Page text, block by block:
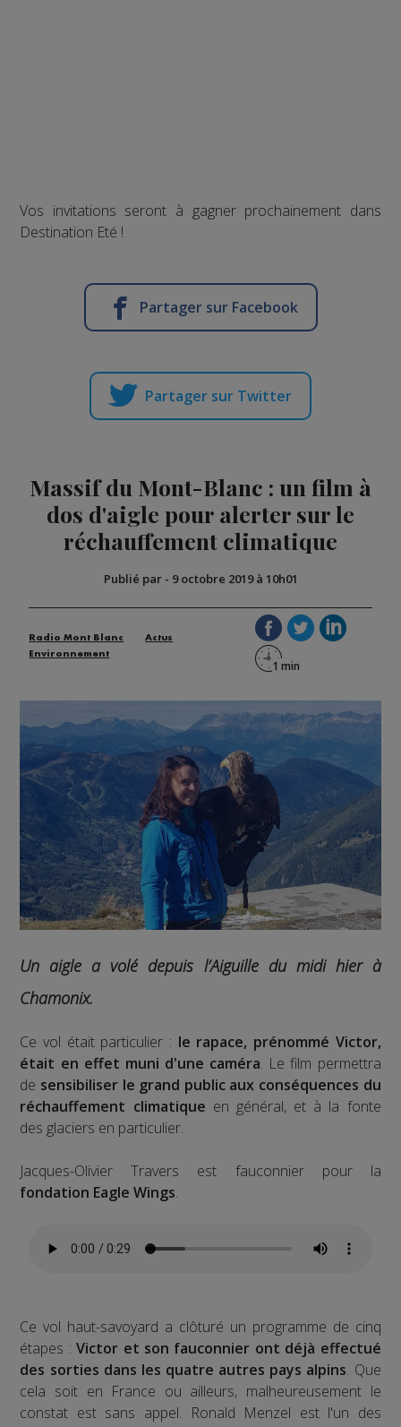
Vos invitations seront à gagner prochainement dans
Destination Eté !
Partager sur Facebook
Partager sur Twitter
Massif du Mont-Blanc : un film à
dos d'aigle pour alerter sur le
réchauffement climatique
Publié par - 9 octobre 2019 à 10h01
Radio Mont Blanc
Actus
Environnement
Un aigle a volé depuis l’Aiguille du midi hier à
Chamonix.
Ce vol était particulier : le rapace, prénommé Victor,
était en effet muni d'une caméra. Le film permettra
de sensibiliser le grand public aux conséquences du
réchauffement climatique en général, et à la fonte
des glaciers en particulier.
Jacques-Olivier Travers est fauconnier pour la
fondation Eagle Wings.
Ce vol haut-savoyard a clôturé un programme de cinq
étapes :Victor et son fauconnier ont déjà effectué
des sorties dans les quatre autres pays alpins. Que
cela soit en France ou ailleurs, malheureusement le
constat est sans appel. Ronald Menzel est l'un des